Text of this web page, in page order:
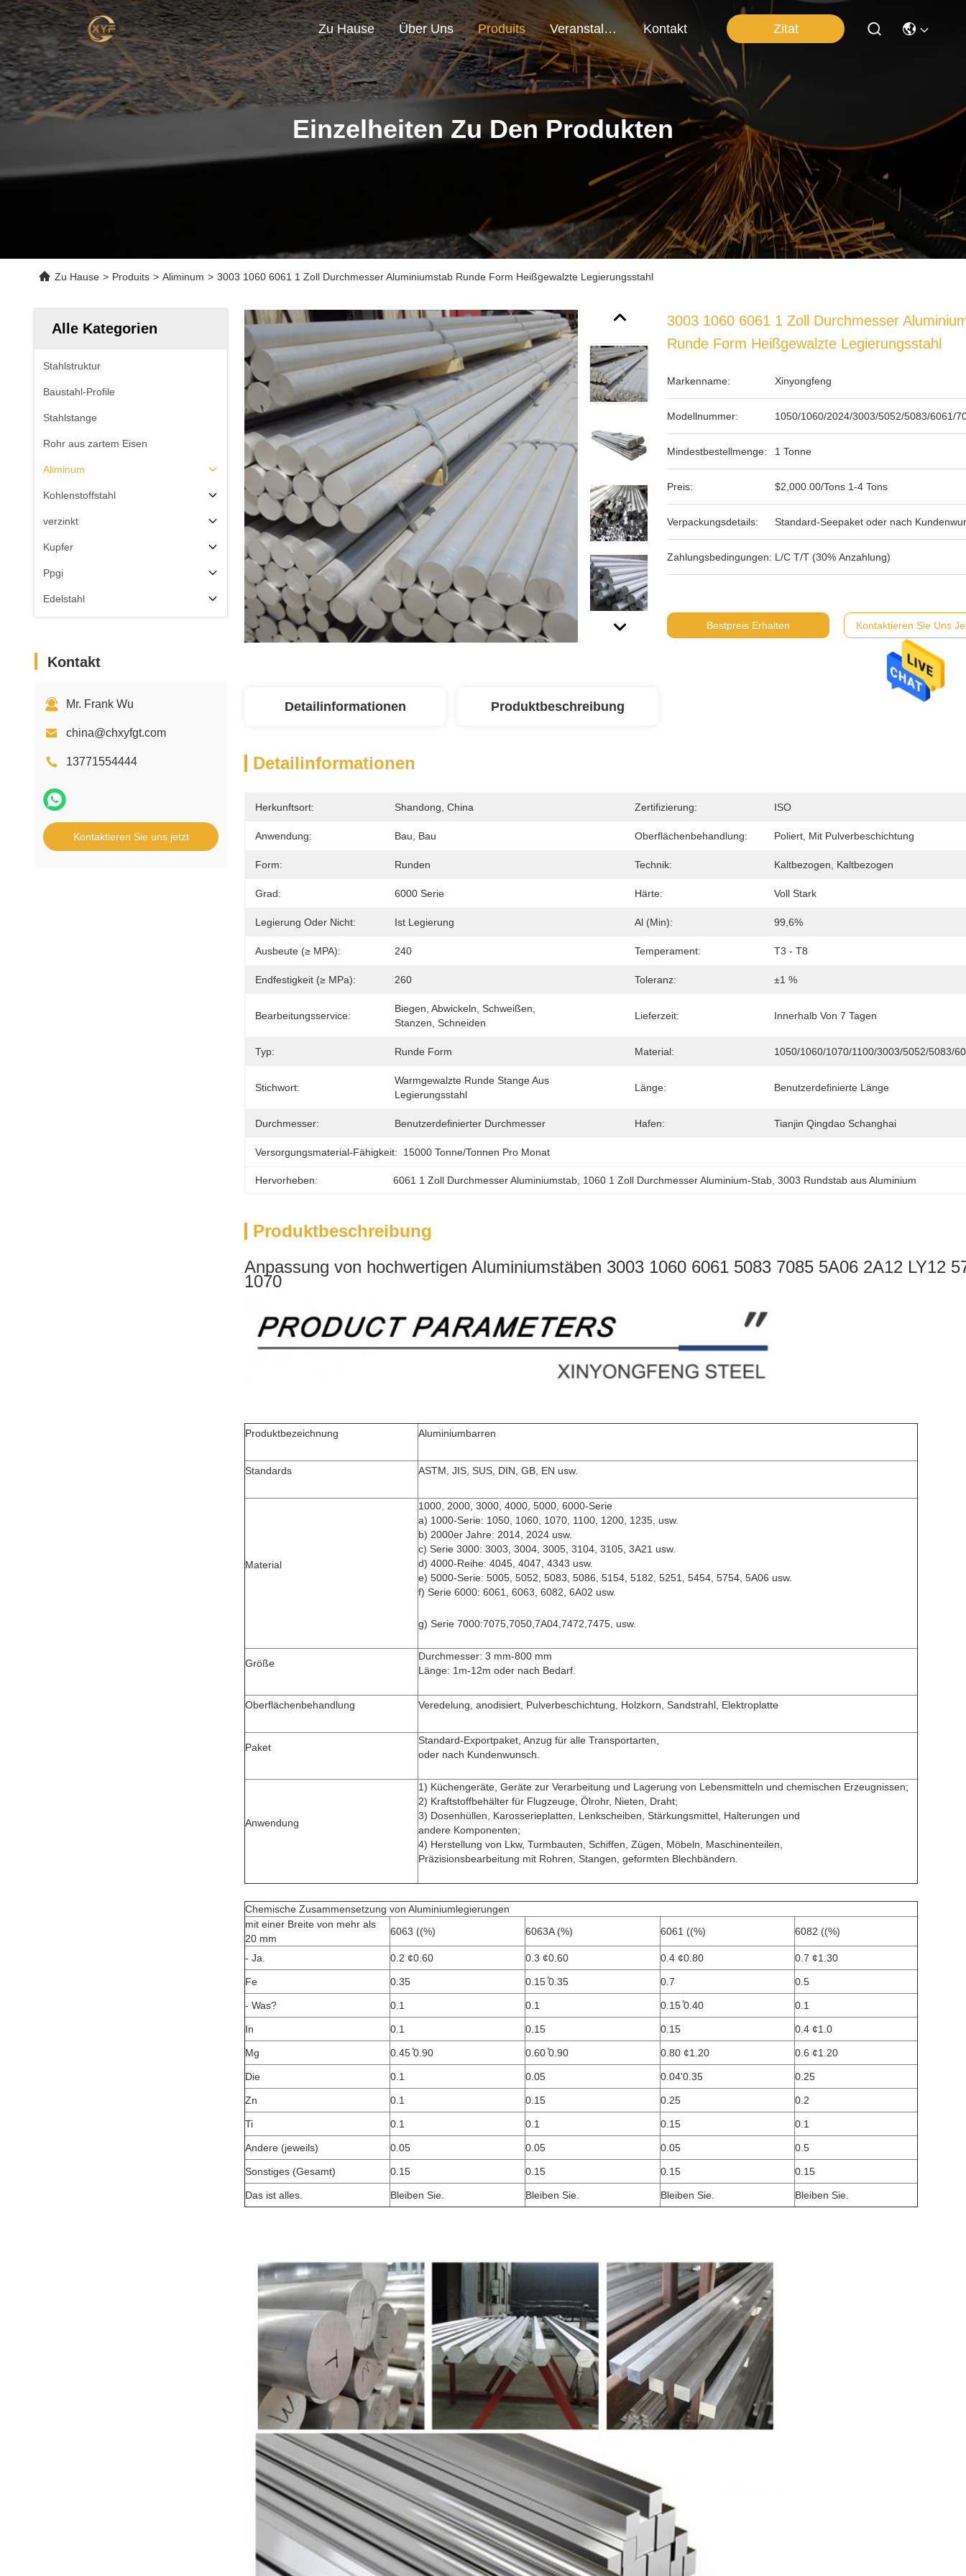
Zu Hause Über Uns Produits Veranstaltungen Kontakt Zitat
Einzelheiten Zu Den Produkten
Zu Hause > Produits > Aliminum > 3003 1060 6061 1 Zoll Durchmesser Aluminiumstab Runde Form Heißgewalzte Legierungsstahl
Alle Kategorien
Stahlstruktur
Baustahl-Profile
Stahlstange
Rohr aus zartem Eisen
Aliminum
Kohlenstoffstahl
verzinkt
Kupfer
Ppgi
Edelstahl
Kontakt
Mr. Frank Wu
china@chxyfgt.com
13771554444
Kontaktieren Sie uns jetzt
3003 1060 6061 1 Zoll Durchmesser
Runde Form Heißgewalzte Legierungsstahl
Markenname: Xinyongfeng
Modellnummer: 1050/1060/2024/3003/5052/5083/6061/
Mindestbestellmenge: 1 Tonne
Preis: $2,000.00/Tons 1-4 Tons
Verpackungsdetails: Standard-Seepaket oder nach
Zahlungsbedingungen: L/C T/T (30% Anzahlung)
Bestpreis Erhalten Kontaktieren Sie Uns
Detailinformationen Produktbeschreibung
Detailinformationen
Herkunftsort: Shandong, China Zertifizierung: ISO
Anwendung: Bau, Bau Oberflächenbehandlung: Poliert, Mit Pulverbeschichtung
Form: Runden Technik: Kaltbezogen, Kaltbezogen
Grad: 6000 Serie Härte: Voll Stark
Legierung Oder Nicht: Ist Legierung Al (min): 99,6%
Ausbeute (≥ MPA): 240 Temperament: T3 - T8
Endfestigkeit (≥ MPa): 260 Toleranz: ±1 %
Bearbeitungsservice:
Biegen, Abwickeln, Schweißen,
Stanzen, Schneiden
Lieferzeit: Innerhalb Von 7 Tagen
Typ: Runde Form Material: 1050/1060/1070/1100/3003/5052/5083/
Stichwort:
Warmgewalzte Runde Stange Aus
Legierungsstahl
Länge: Benutzerdefinierte Länge
Durchmesser: Benutzerdefinierter Durchmesser Hafen: Tianjin Qingdao Schanghai
Versorgungsmaterial-Fähigkeit: 15000 Tonne/Tonnen Pro Monat
Hervorheben: 6061 1 Zoll Durchmesser Aluminiumstab 1060 1 Zoll Durchmesser Aluminium-Stab , 3003 Rundstab aus Aluminium
Produktbeschreibung
Anpassung von hochwertigen Aluminiumstäben 3003 1060 6061 5083 7085 5A06 2A12 LY12
1070
Produktbezeichnung Aluminiumbarren
Standards ASTM, JIS, SUS, DIN, GB, EN usw.
Material
1000, 2000, 3000, 4000, 5000, 6000-Serie
a) 1000-Serie: 1050, 1060, 1070, 1100, 1200, 1235, usw.
b) 2000er Jahre: 2014, 2024 usw.
c) Serie 3000: 3003, 3004, 3005, 3104, 3105, 3A21 usw.
d) 4000-Reihe: 4045, 4047, 4343 usw.
e) 5000-Serie: 5005, 5052, 5083, 5086, 5154, 5182, 5251, 5454, 5754, 5A06 usw.
f) Serie 6000: 6061, 6063, 6082, 6A02 usw.
g) Serie 7000:7075,7050,7A04,7472,7475, usw.
Größe
Durchmesser: 3 mm-800 mm
Länge: 1m-12m oder nach Bedarf.
Oberflächenbehandlung Veredelung, anodisiert, Pulverbeschichtung, Holzkorn, Sandstrahl, Elektroplatte
Paket
Standard-Exportpaket, Anzug für alle Transportarten,
oder nach Kundenwunsch.
Anwendung
1) Küchengeräte, Geräte zur Verarbeitung und Lagerung von Lebensmitteln und chemischen Erzeugnissen;
2) Kraftstoffbehälter für Flugzeuge, Ölrohr, Nieten, Draht;
3) Dosenhüllen, Karosserieplatten, Lenkscheiben, Stärkungsmittel, Halterungen und
andere Komponenten;
4) Herstellung von Lkw, Turmbauten, Schiffen, Zügen, Möbeln, Maschinenteilen,
Präzisionsbearbeitung mit Rohren, Stangen, geformten Blechbändern.
Chemische Zusammensetzung von Aluminiumlegierungen
mit einer Breite von mehr als
20 mm
6063 ((%) 6063A (%) 6061 ((%) 6082 ((%)
- Ja. 0.2 ¢0.60 0.3 ¢0.60 0.4 ¢0.80 0.7 ¢1.30
Fe 0.35 0.15 ̊0.35 0.7 0.5
- Was? 0.1 0.1 0.15 ̊0.40 0.1
In 0.1 0.15 0.15 0.4 ¢1.0
Mg 0.45 ̊0.90 0.60 ̊0.90 0.80 ¢1.20 0.6 ¢1.20
Die 0.1 0.05 0.04'0.35 0.25
Zn 0.1 0.15 0.25 0.2
Ti 0.1 0.1 0.15 0.1
Andere (jeweils) 0.05 0.05 0.05 0.5
Sonstiges (Gesamt) 0.15 0.15 0.15 0.15
Das ist alles. Bleiben Sie. Bleiben Sie. Bleiben Sie. Bleiben Sie.